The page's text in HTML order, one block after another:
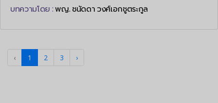
บทความโดย :พญ. ชนัดดา วงศ์เอกชูตระกูล
‹ 1 2 3 ›